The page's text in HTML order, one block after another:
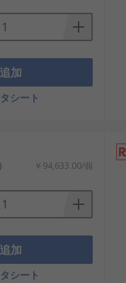
加
シート
￥94,633.00/個
加
シート